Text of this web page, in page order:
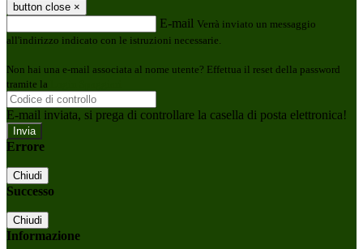
button close ×
E-mail Verrà inviato un messaggio
all'indirizzo indicato con le istruzioni necessarie.
Non hai una e-mail associata al nome utente? Effettua il reset della password
tramite la
E-mail inviata, si prega di controllare la casella di posta elettronica!
Errore
Chiudi
Successo
Chiudi
Informazione